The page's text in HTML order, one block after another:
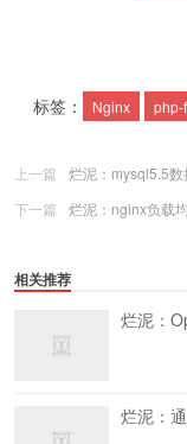
标签： Nginx php-
上一篇
烂泥：mysql5.5
下一篇
烂泥：nginx负载
相关推荐
烂泥：
烂泥：